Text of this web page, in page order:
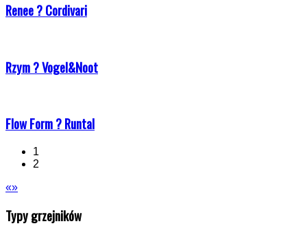
Renee ? Cordivari
Rzym ? Vogel&Noot
Flow Form ? Runtal
1
2
«»
Typy grzejników